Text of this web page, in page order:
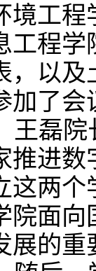
境工程
工程学
，以及
加了会
王磊院
推进数
这两个
院面向
展的重